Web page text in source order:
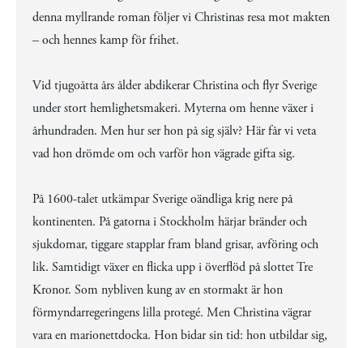
denna myllrande roman följer vi Christinas resa mot makten
– och hennes kamp för frihet.
Vid tjugoåtta års ålder abdikerar Christina och flyr Sverige
under stort hemlighetsmakeri. Myterna om henne växer i
århundraden. Men hur ser hon på sig själv? Här får vi veta
vad hon drömde om och varför hon vägrade gifta sig.
På 1600-talet utkämpar Sverige oändliga krig nere på
kontinenten. På gatorna i Stockholm härjar bränder och
sjukdomar, tiggare stapplar fram bland grisar, avföring och
lik. Samtidigt växer en flicka upp i överflöd på slottet Tre
Kronor. Som nybliven kung av en stormakt är hon
förmyndarregeringens lilla protegé. Men Christina vägrar
vara en marionettdocka. Hon bidar sin tid: hon utbildar sig,